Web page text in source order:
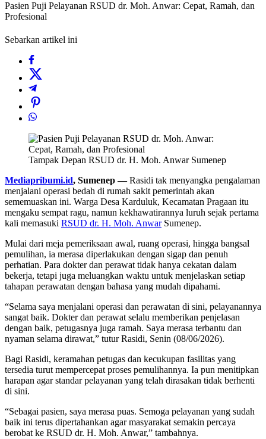
Pasien Puji Pelayanan RSUD dr. Moh. Anwar: Cepat, Ramah, dan
Profesional
Sebarkan artikel ini
Tampak Depan RSUD dr. H. Moh. Anwar Sumenep
Mediapribumi.id, Sumenep —Rasidi tak menyangka pengalaman
menjalani operasi bedah di rumah sakit pemerintah akan
sememuaskan ini. Warga Desa Karduluk, Kecamatan Pragaan itu
mengaku sempat ragu, namun kekhawatirannya luruh sejak pertama
kali memasuki RSUD dr. H. Moh. AnwarSumenep.
Mulai dari meja pemeriksaan awal, ruang operasi, hingga bangsal
pemulihan, ia merasa diperlakukan dengan sigap dan penuh
perhatian. Para dokter dan perawat tidak hanya cekatan dalam
bekerja, tetapi juga meluangkan waktu untuk menjelaskan setiap
tahapan perawatan dengan bahasa yang mudah dipahami.
“Selama saya menjalani operasi dan perawatan di sini, pelayanannya
sangat baik. Dokter dan perawat selalu memberikan penjelasan
dengan baik, petugasnya juga ramah. Saya merasa terbantu dan
nyaman selama dirawat,” tutur Rasidi, Senin (08/06/2026).
Bagi Rasidi, keramahan petugas dan kecukupan fasilitas yang
tersedia turut mempercepat proses pemulihannya. Ia pun menitipkan
harapan agar standar pelayanan yang telah dirasakan tidak berhenti
di sini.
“Sebagai pasien, saya merasa puas. Semoga pelayanan yang sudah
baik ini terus dipertahankan agar masyarakat semakin percaya
berobat ke RSUD dr. H. Moh. Anwar,” tambahnya.